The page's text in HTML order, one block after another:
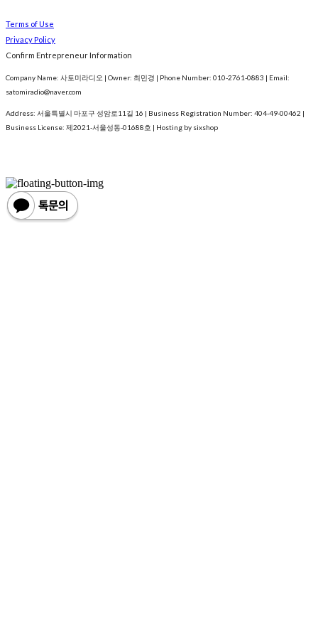
Terms of Use
Privacy Policy
Confirm Entrepreneur Information
Company Name: 사토미라디오 | Owner: 최민경 | Phone Number: 010-2761-0883 | Email:
satomiradio@naver.com
Address: 서울특별시 마포구 성암로11길 16 | Business Registration Number: 404-49-00462 |
Business License: 제2021-서울성동-01688호 | Hosting by sixshop